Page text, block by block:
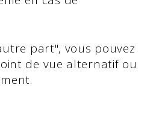
part", vous pouvez
de vue alternatif ou